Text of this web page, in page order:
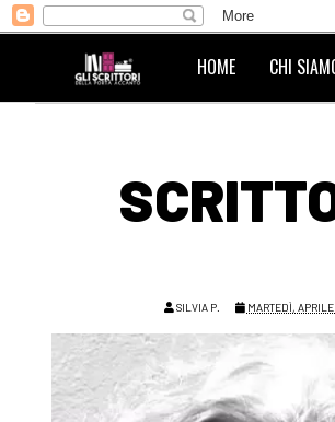
HOME CHI
SILVIA P. MARTEDÌ,